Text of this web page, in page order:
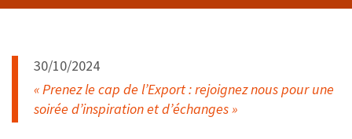
30/10/2024
« Prenez le cap de l’Export : rejoignez nous pour une
soirée d’inspiration et d’échanges »